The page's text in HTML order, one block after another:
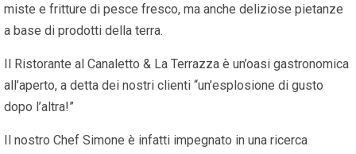
miste e fritture di pesce fresco, ma anche deliziose pietanze
a base di prodotti della terra.
Il Ristorante al Canaletto & La Terrazza è un’oasi gastronomica
all’aperto, a detta dei nostri clienti “un’esplosione di gusto
dopo l’altra!”
Il nostro Chef Simone è infatti impegnato in una ricerca